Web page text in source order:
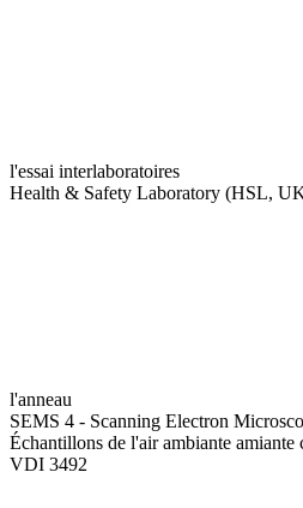
l'essai interlaboratoires
Health & Safety Laboratory (HSL,
l'anneau
SEMS 4 - Scanning Electron
Échantillons de l'air ambiante
VDI 3492